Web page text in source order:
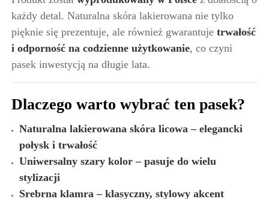
każdy detal. Naturalna skóra lakierowana nie tylko
pięknie się prezentuje, ale również gwarantuje trwałość
i odporność na codzienne użytkowanie, co czyni
pasek inwestycją na długie lata.
Dlaczego warto wybrać ten pasek?
Naturalna lakierowana skóra licowa – elegancki
połysk i trwałość
Uniwersalny szary kolor – pasuje do wielu
stylizacji
Srebrna klamra – klasyczny, stylowy akcent